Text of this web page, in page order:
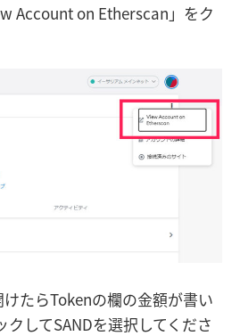
Account on Etherscan」をク
たらTokenの欄の金額が書い
してSANDを選択してくださ